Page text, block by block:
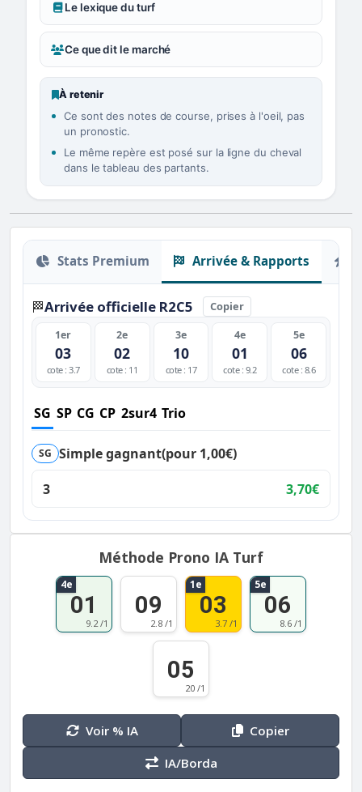
Le lexique du turf
Ce que dit le marché
À retenir
Ce sont des notes de course, prises à l'oeil, pas
un pronostic.
Le même repère est posé sur la ligne du cheval
dans le tableau des partants.
Stats Premium Arrivée & Rapports
🏁Arrivée officielle R2C5 Copier
1er
03
cote : 3.7
2e
02
cote : 11
3e
10
cote : 17
4e
01
cote : 9.2
5e
06
cote : 8.6
SG SP CG CP 2sur4 Trio
SG Simple gagnant(pour 1,00€)
3
3,70€
Méthode Prono IA Turf
4e
01
9.2 /1
09
2.8 /1
1e
03
3.7 /1
5e
06
8.6 /1
05
20 /1
Voir % IA
Copier
IA/Borda